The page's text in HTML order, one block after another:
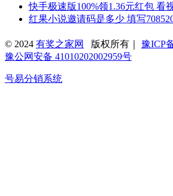
快手极速版100%领1.36元红包 看
红果小说邀请码是多少 填写
© 2024 有奖之家网 版权所有｜ 豫ICP
豫公网安备 41010202002959号
号易分销系统